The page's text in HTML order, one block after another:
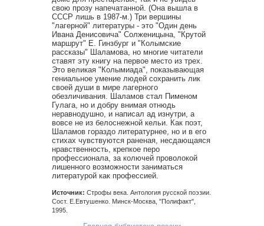
свою прозу напечатанной. (Она вышла в
СССР лишь в 1987-м.) Три вершины
"лагерной" литературы - это "Один день
Ивана Денисовича" Солженицына, "Крутой
маршрут" Е. Гинзбург и "Колымские
рассказы" Шаламова, но многие читатели
ставят эту книгу на первое место из трех.
Это великая "Колымиада", показывающая
гениальное умение людей сохранить лик
своей души в мире лагерного
обезличивания. Шаламов стал Пименом
Гулага, но и добру внимая отнюдь
неравнодушно, и написал ад изнутри, а
вовсе не из белоснежной кельи. Как поэт,
Шаламов гораздо литературнее, но и в его
стихах чувствуются раненая, несдающаяся
нравственность, крепкое перо
профессионала, за колючей проволокой
лишенного возможности заниматься
литературой как профессией.
Источник: Строфы века. Антология русской поэзии.
Сост. Е.Евтушенко. Минск-Москва, "Полифакт",
1995.